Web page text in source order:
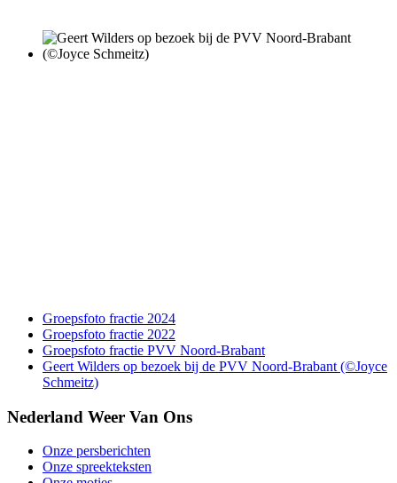
Groepsfoto fractie 2024
Groepsfoto fractie 2022
Groepsfoto fractie PVV Noord-Brabant
Geert Wilders op bezoek bij de PVV Noord-Brabant (©Joyce
Schmeitz)
Nederland Weer Van Ons
Onze persberichten
Onze spreekteksten